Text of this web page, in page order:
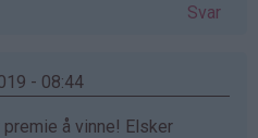
Svar
- 08:44
å vinne! Elsker